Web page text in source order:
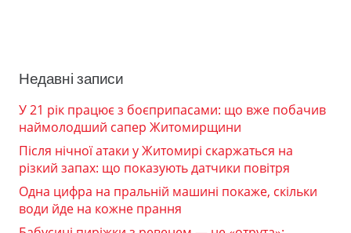
Недавні записи
У 21 рік працює з боєприпасами: що вже побачив
наймолодший сапер Житомирщини
Після нічної атаки у Житомирі скаржаться на
різкий запах: що показують датчики повітря
Одна цифра на пральній машині покаже, скільки
води йде на кожне прання